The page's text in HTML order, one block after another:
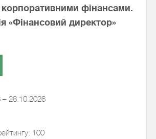
корпоративними фінансами.
«Фінансовий директор»
– 28.10.2026
100